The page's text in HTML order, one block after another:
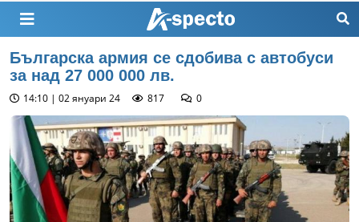
Българска армия се сдобива с автобуси
за над 27 000 000 лв.
14:10 | 02 януари 24 817 0